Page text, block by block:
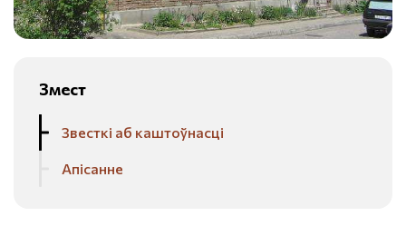
Змест
Звесткі аб каштоўнасці
Апісанне